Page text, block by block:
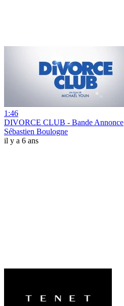
1:46
DIVORCE CLUB - Bande Annonce
Sébastien Boulogne
il y a 6 ans